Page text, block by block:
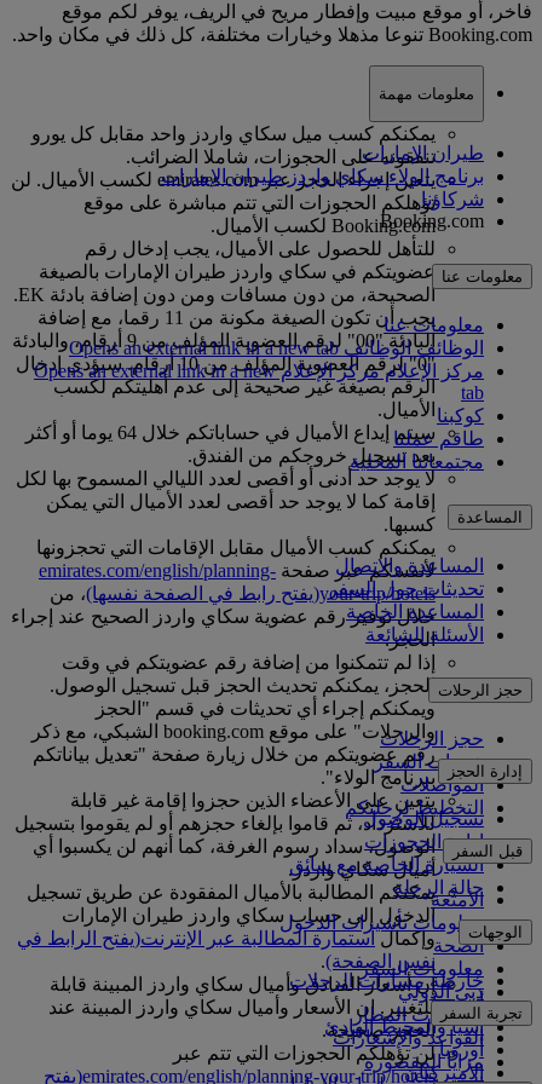
فاخر، أو موقع مبيت وإفطار مريح في الريف، يوفر لكم موقع
Booking.com تنوعا مذهلا وخيارات مختلفة، كل ذلك في مكان واحد.
معلومات مهمة
يمكنكم كسب ميل سكاي واردز واحد مقابل كل يورو
تنفقونه على الحجوزات، شاملا الضرائب.
يتعين إجراء الحجز عبر emirates.com لكسب الأميال. لن
تؤهلكم الحجوزات التي تتم مباشرة على موقع
Booking.com لكسب الأميال.
للتأهل للحصول على الأميال، يجب إدخال رقم
عضويتكم في سكاي واردز طيران الإمارات بالصيغة
الصحيحة، من دون مسافات ومن دون إضافة بادئة EK.
يجب أن تكون الصيغة مكونة من 11 رقما، مع إضافة
البادئة "00" لرقم العضوية المؤلف من 9 أرقام، والبادئة
"0" لرقم العضوية المؤلف من 10 أرقام. سيؤدي إدخال
الرقم بصيغة غير صحيحة إلى عدم أهليتكم لكسب
الأميال.
سيتم إيداع الأميال في حساباتكم خلال 64 يوما أو أكثر
بعد تسجيل خروجكم من الفندق.
لا يوجد حد أدنى أو أقصى لعدد الليالي المسموح بها لكل
إقامة كما لا يوجد حد أقصى لعدد الأميال التي يمكن
كسبها.
يمكنكم كسب الأميال مقابل الإقامات التي تحجزونها
لأنفسكم عبر صفحة emirates.com/english/planning-
your-trip/hotels(يفتح رابط في الصفحة نفسها)، من
خلال توفير رقم عضوية سكاي واردز الصحيح عند إجراء
الحجز.
إذا لم تتمكنوا من إضافة رقم عضويتكم في وقت
الحجز، يمكنكم تحديث الحجز قبل تسجيل الوصول.
ويمكنكم إجراء أي تحديثات في قسم "الحجز
والرحلات" على موقع booking.com الشبكي، مع ذكر
رقم عضويتكم من خلال زيارة صفحة "تعديل بياناتكم
ببرنامج الولاء".
يتعين على الأعضاء الذين حجزوا إقامة غير قابلة
للاسترداد، ثم قاموا بإلغاء حجزهم أو لم يقوموا بتسجيل
الوصول، سداد رسوم الغرفة، كما أنهم لن يكسبوا أي
أميال سكاي واردز.
يمكنكم المطالبة بالأميال المفقودة عن طريق تسجيل
الدخول إلى حساب سكاي واردز طيران الإمارات
وإكمالاستمارة المطالبة عبر الإنترنت(يفتح الرابط في
نفس الصفحة).
إن أسعار الفنادق وأميال سكاي واردز المبينة قابلة
للتغيير. إن الأسعار وأميال سكاي واردز المبينة عند
الحجز صحيحة.
لن تؤهلكم الحجوزات التي تتم عبر
emirates.com/english/planning-your-trip/hotels(يفتح
طيران الإمارات
برنامج الولاء سكاي واردز طيران الإمارات
شركاؤنا
Booking.com
معلومات عنا
معلومات عنا
الوظائفالوظائف Opens an external link in a new tab
مركز الإعلام
مركز الإعلام Opens an external link in a new
tab
كوكبنا
طاقم عملنا
مجتمعاتنا المحلية
المساعدة
المساعدة والاتصال
تحديثات حول السفر
المساعدة الخاصة
الأسئلة الشائعة
حجز الرحلات
حجز الرحلات
خدمات السفر
المواصلات
التخطيط لرحلتكم
إدارة الحجز
تسجيل الوصول
إدارة الحجوزات
السيارة الخاصة مع سائق
حالة الرحلة
قبل السفر
الأمتعة
معلومات تأشيرات الدخول
الصحة
معلومات السفر
دبي الدولي
مواصلات المطار
القواعد والإشعارات
الوجهات
خارطة مسارات الرحلات
أفريقيا
آسيا والمحيط الهادئ
أوروبا
الأميركتان
تجربة السفر
مزايا المقصورة